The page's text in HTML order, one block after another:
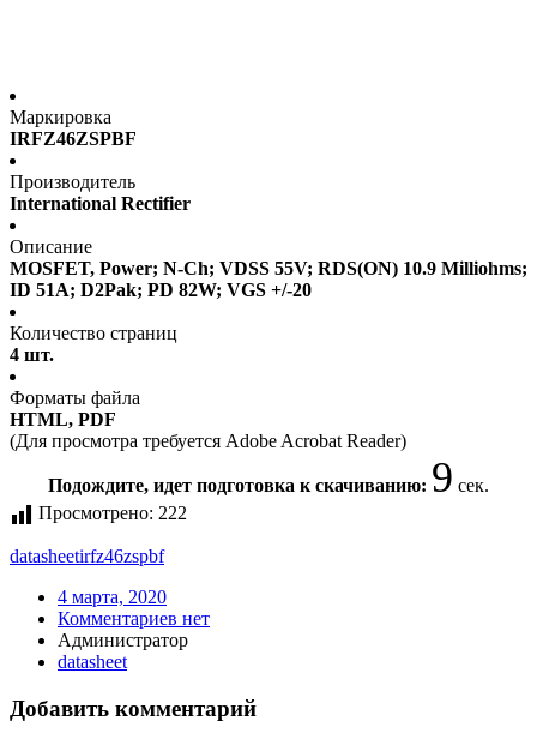
Маркировка
IRFZ46ZSPBF
Производитель
International Rectifier
Описание
MOSFET, Power; N-Ch; VDSS 55V; RDS(ON) 10.9 Milliohms;
ID 51A; D2Pak; PD 82W; VGS +/-20
Количество страниц
4 шт.
Форматы файла
HTML, PDF
(Для просмотра требуется Adobe Acrobat Reader)
Подождите, идет подготовка к скачиванию: 9 сек.
Просмотрено: 222
datasheetirfz46zspbf
4 марта, 2020
Комментариев нет
Администратор
datasheet
Добавить комментарий